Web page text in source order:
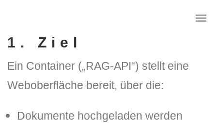
Das digitale Testament
Digitale Vorsorge
1. Ziel
Ein Container („RAG-API“) stellt eine
Weboberfläche bereit, über die:
Dokumente hochgeladen werden